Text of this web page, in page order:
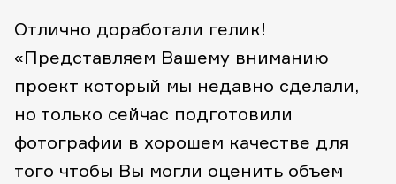
Отлично доработали гелик!
«Представляем Вашему вниманию
проект который мы недавно сделали,
но только сейчас подготовили
фотографии в хорошем качестве для
того чтобы Вы могли оценить объем